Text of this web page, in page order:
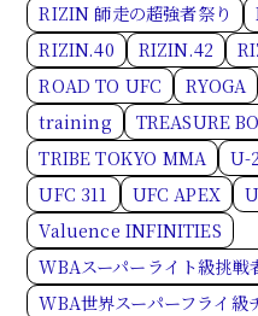
RIZIN 師走の超強者祭り
RIZIN.40
RIZIN.42
ROAD TO UFC
RYOGA
training
TREASURE
TRIBE TOKYO MMA
U-
UFC 311
UFC APEX
Valuence INFINITIES
WBAスーパーライト級挑戦
WBA世界スーパーフライ級